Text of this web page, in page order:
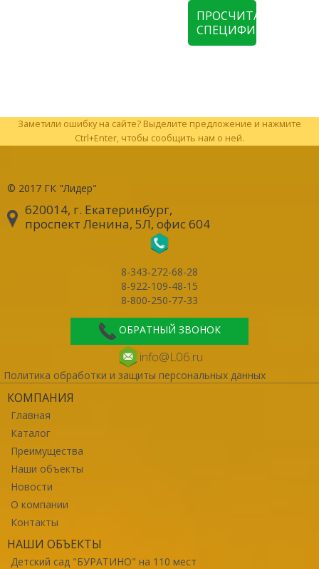
ПРОСЧИТАТЬ
СПЕЦИФИКАЦИЮ
Заметили ошибку на сайте? Выделите предложение и нажмите
Ctrl+Enter, чтобы сообщить нам о ней.
© 2017 ГК "Лидер"
620014, г. Екатеринбург,
проспект Ленина, 5Л, офис 604
8-343-272-68-28
8-922-109-48-15
8-800-250-77-33
ОБРАТНЫЙ ЗВОНОК
info@L06.ru
Политика обработки и защиты персональных данных
КОМПАНИЯ
Главная
Каталог
Преимущества
Наши объекты
Новости
О компании
Контакты
НАШИ ОБЪЕКТЫ
Детский сад "БУРАТИНО" на 110 мест